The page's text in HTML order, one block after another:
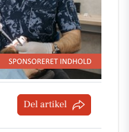
Del artikel